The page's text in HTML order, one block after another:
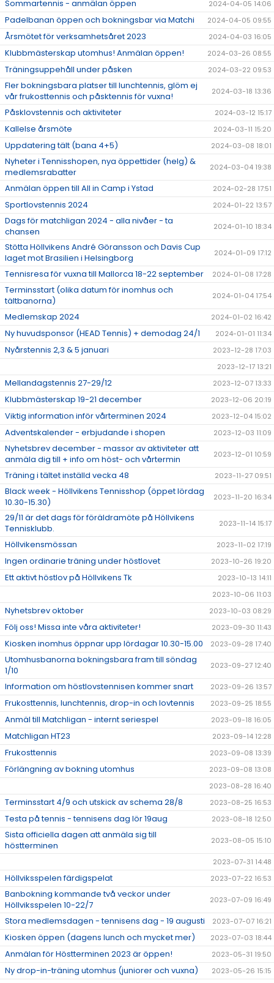
Sommartennis - anmälan öppen 2024-04-05 14:06
Padelbanan öppen och bokningsbar via Matchi 2024-04-05 09:55
Årsmötet för verksamhetsåret 2023 2024-04-03 16:05
Klubbmästerskap utomhus! Anmälan öppen! 2024-03-26 08:55
Träningsuppehåll under påsken 2024-03-22 09:53
Fler bokningsbara platser till lunchtennis, glöm ej
vår frukosttennis och påsktennis för vuxna!
2024-03-18 13:36
Påsklovstennis och aktiviteter 2024-03-12 15:17
Kallelse årsmöte 2024-03-11 15:20
Uppdatering tält (bana 4+5) 2024-03-08 18:01
Nyheter i Tennisshopen, nya öppettider (helg) &
medlemsrabatter
2024-03-04 19:38
Anmälan öppen till All in Camp i Ystad 2024-02-28 17:51
Sportlovstennis 2024 2024-01-22 13:57
Dags för matchligan 2024 - alla nivåer - ta
chansen
2024-01-10 18:34
Stötta Höllvikens André Göransson och Davis Cup
laget mot Brasilien i Helsingborg
2024-01-09 17:12
Tennisresa för vuxna till Mallorca 18-22 september 2024-01-08 17:28
Terminsstart (olika datum för inomhus och
tältbanorna)
2024-01-04 17:54
Medlemskap 2024 2024-01-02 16:42
Ny huvudsponsor (HEAD Tennis) + demodag 24/1 2024-01-01 11:34
Nyårstennis 2,3 & 5 januari
2023-12-28 17:03
2023-12-17 13:21
Mellandagstennis 27-29/12 2023-12-07 13:33
Klubbmästerskap 19-21 december 2023-12-06 20:19
Viktig information inför vårterminen 2024 2023-12-04 15:02
Adventskalender - erbjudande i shopen 2023-12-03 11:09
Nyhetsbrev december - massor av aktiviteter att
anmäla dig till + info om höst- och vårtermin
2023-12-01 10:59
Träning i tältet inställd vecka 48 2023-11-27 09:51
Black week - Höllvikens Tennisshop (öppet lördag
10.30-15.30)
2023-11-20 16:34
29/11 är det dags för föräldramöte på Höllvikens
Tennisklubb.
2023-11-14 15:17
Höllvikensmössan 2023-11-02 17:19
Ingen ordinarie träning under höstlovet 2023-10-26 19:20
Ett aktivt höstlov på Höllvikens Tk
2023-10-13 14:11
2023-10-06 11:03
Nyhetsbrev oktober 2023-10-03 08:29
Följ oss! Missa inte våra aktiviteter! 2023-09-30 11:43
Kiosken inomhus öppnar upp lördagar 10.30-15.00 2023-09-28 17:40
Utomhusbanorna bokningsbara fram till söndag
1/10
2023-09-27 12:40
Information om höstlovstennisen kommer snart 2023-09-26 13:57
Frukosttennis, lunchtennis, drop-in och lovtennis 2023-09-25 18:55
Anmäl till Matchligan - internt seriespel 2023-09-18 16:05
Matchligan HT23 2023-09-14 12:28
Frukosttennis 2023-09-08 13:39
Förlängning av bokning utomhus
2023-09-08 13:08
2023-08-28 16:40
Terminsstart 4/9 och utskick av schema 28/8 2023-08-25 16:53
Testa på tennis - tennisens dag lör 19aug 2023-08-18 12:50
Sista officiella dagen att anmäla sig till
höstterminen
2023-08-05 15:10
2023-07-31 14:48
Höllviksspelen färdigspelat 2023-07-22 16:53
Banbokning kommande två veckor under
Höllviksspelen 10-22/7
2023-07-09 16:49
Stora medlemsdagen - tennisens dag - 19 augusti 2023-07-07 16:21
Kiosken öppen (dagens lunch och mycket mer) 2023-07-03 18:44
Anmälan för Höstterminen 2023 är öppen! 2023-05-31 19:50
Ny drop-in-träning utomhus (juniorer och vuxna) 2023-05-26 15:15